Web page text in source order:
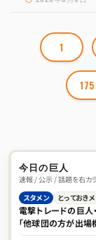
1
175
今日の巨人
速報 / 公示 / 話題を右カ
スタメン
とっておき
電撃トレードの巨人
「他球団の方が出場